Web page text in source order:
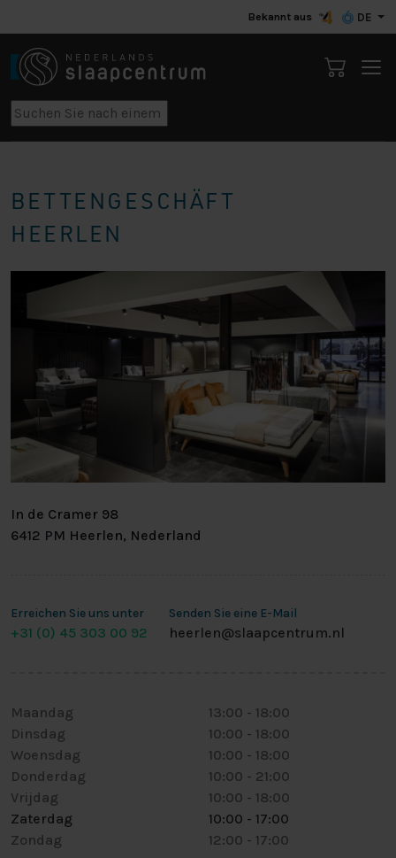
Bekannt aus DE
BETTENGESCHÄFT
HEERLEN
In de Cramer 98
6412 PM Heerlen, Nederland
Erreichen Sie uns unter
+31 (0) 45 303 00 92
Senden Sie eine E-Mail
heerlen@slaapcentrum.nl
Maandag 13:00 - 18:00
Dinsdag
10:00 - 18:00
Woensdag
10:00 - 18:00
Donderdag
10:00 - 21:00
Vrijdag
10:00 - 18:00
Zaterdag
10:00 - 17:00
Zondag
12:00 - 17:00